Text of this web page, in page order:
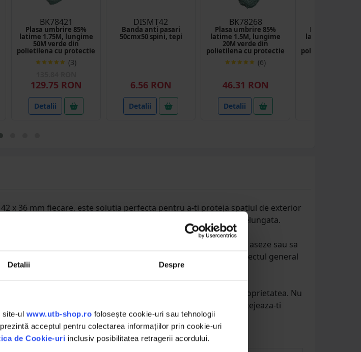
Detalii Despre
site-ul www.utb-shop.ro folosește cookie-uri sau tehnologii
acceptul pentru colectarea informațiilor prin cookie-uri
de Cookie-uri inclusiv posibilitatea retragerii acordului.
BK78421
Plasa umbrire 85%
latime 1.75M, lungime
50M verde din
polietilena cu protectie
UV
(3)
129.75 RON
Detalii
DISMT42
Banda anti pasari
50cmx50 spini, tepi
6.56 RON
Detalii
BK78268
Plasa umbrire 85%
latime 1.5M, lungime
20M verde din
polietilena cu protectie
UV (6)
46.31 RON
Detalii
Plasa umbrire
latime 2M si
polietilena cu
x 36 mm fiecare, este solutia perfecta pentru a-ti proteja spatiul de exterior
un material robust si durabil, care asigura o utilizare indelungata.
impotriva unei varietati largi de pasari, impiedicandu-le sa se aseze sau sa
integra armonios in orice decor de gradina, fara a afecta aspectul general
o metoda non-invaziva si ecologica de a-ti proteja proprietatea. Nu
gradina. Alege acest set de 10 benzi cu tepi anti-pasari si protejeaza-ti